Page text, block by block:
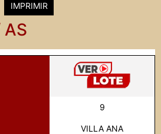
IMPRIMIR
AS
9
VILLA ANA